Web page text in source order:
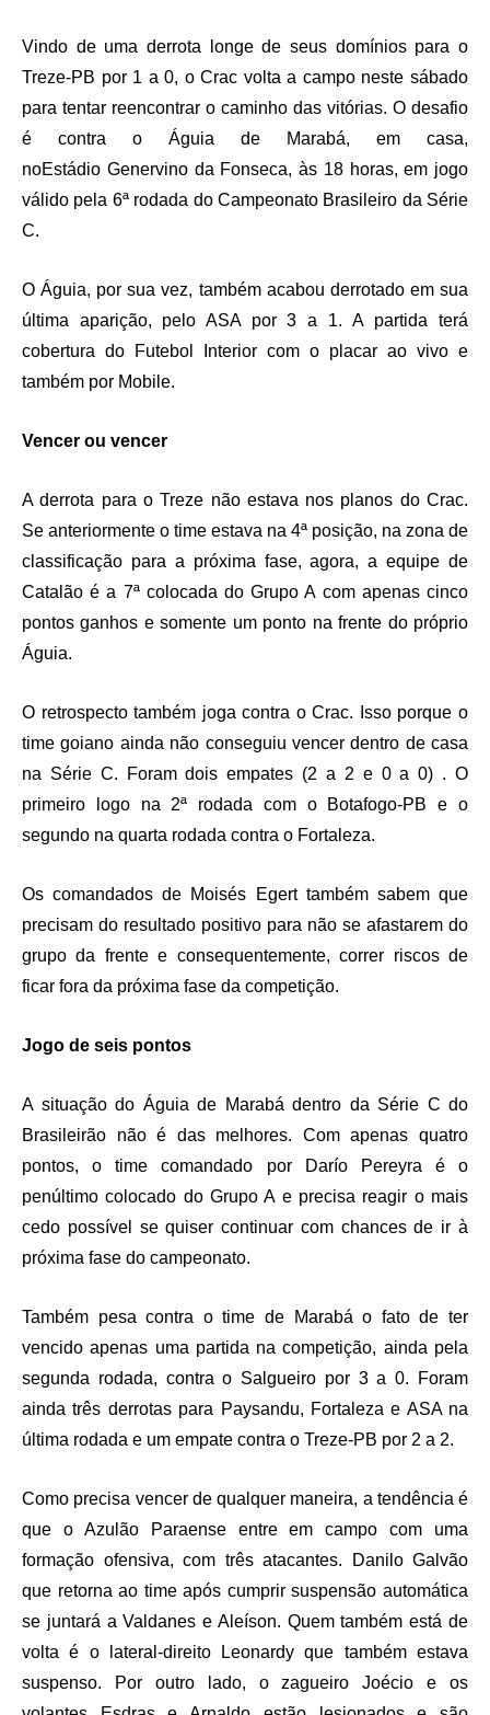
Vindo de uma derrota longe de seus domínios para o
Treze-PB por 1 a 0, o Crac volta a campo neste sábado
para tentar reencontrar o caminho das vitórias. O desafio
é contra o Águia de Marabá, em casa,
noEstádio Genervino da Fonseca, às 18 horas, em jogo
válido pela 6ª rodada do Campeonato Brasileiro da Série
C.
O Águia, por sua vez, também acabou derrotado em sua
última aparição, pelo ASA por 3 a 1. A partida terá
cobertura do
Futebol Interior com o placar ao vivo e
também por Mobile.
Vencer ou vencer
A derrota para o Treze não estava nos planos do Crac.
Se anteriormente o time estava na 4ª posição, na zona de
classificação para a próxima fase, agora, a equipe de
Catalão é a 7ª colocada do Grupo A com apenas cinco
pontos ganhos e somente um ponto na frente do próprio
Águia.
O retrospecto também joga contra o Crac. Isso porque o
time goiano ainda não conseguiu vencer dentro de casa
na Série C. Foram dois empates (2 a 2 e 0 a 0) . O
primeiro logo na 2ª rodada com o Botafogo-PB e o
segundo na quarta rodada contra o Fortaleza.
Os comandados de Moisés Egert também sabem que
precisam do resultado positivo para não se afastarem do
grupo da frente e consequentemente, correr riscos de
ficar fora da próxima fase da competição.
Jogo de seis pontos
A situação do Águia de Marabá dentro da Série C do
Brasileirão não é das melhores. Com apenas quatro
pontos, o time comandado por Darío Pereyra é o
penúltimo colocado do Grupo A e precisa reagir o mais
cedo possível se quiser continuar com chances de ir à
próxima fase do campeonato.
Também pesa contra o time de Marabá o fato de ter
vencido apenas uma partida na competição, ainda pela
segunda rodada, contra o Salgueiro por 3 a 0. Foram
ainda três derrotas para Paysandu, Fortaleza e ASA na
última rodada e um empate contra o Treze-PB por 2 a 2.
Como precisa vencer de qualquer maneira, a tendência é
que o Azulão Paraense entre em campo com uma
formação ofensiva, com três atacantes. Danilo Galvão
que retorna ao time após cumprir suspensão automática
se juntará a Valdanes e Aleíson. Quem também está de
volta é o lateral-direito Leonardy que também estava
suspenso. Por outro lado, o zagueiro Joécio e os